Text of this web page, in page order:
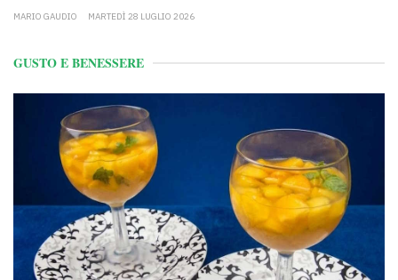
MARIO GAUDIO MARTEDÌ 28 LUGLIO 2026
GUSTO E BENESSERE